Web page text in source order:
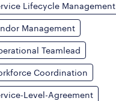
Lifecycle Management
Management
Teamlead
Coordination
Level-Agreement